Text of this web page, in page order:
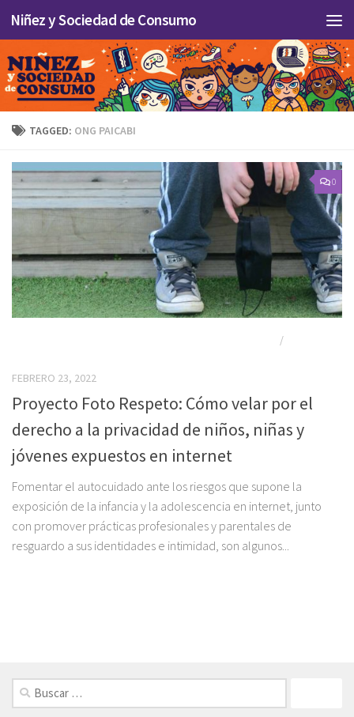
Skip to content
Niñez y Sociedad de Consumo
TAGGED: ONG PAICABI
0
/
FEBRERO 23, 2022
Proyecto Foto Respeto: Cómo velar por el
derecho a la privacidad de niños, niñas y
jóvenes expuestos en internet
Fomentar el autocuidado ante los riesgos que supone la
exposición de la infancia y la adolescencia en internet, junto
con promover prácticas profesionales y parentales de
resguardo a sus identidades e intimidad, son algunos...